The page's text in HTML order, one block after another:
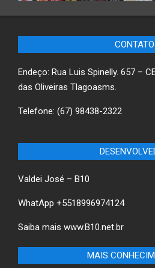
CONTATO
Endeço: Rua Luis Spinelly. 657 –
das Oliveiras Tlagoasms.
Telefone: (67) 98438-2322
Valdei José – B10
WhatApp +5518996974124
Saiba mais www.B10.net.br
MAIS